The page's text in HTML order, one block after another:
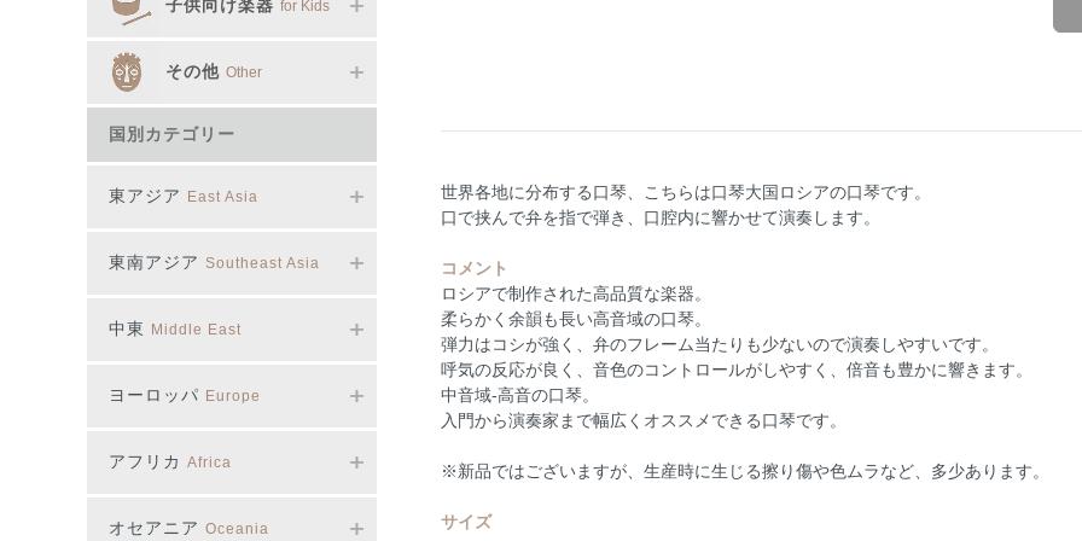
子供向け楽器for Kids
その他Other
国別カテゴリー
東アジア East Asia
東南アジア Southeast Asia
中東 Middle East
ヨーロッパ Europe
アフリカ Africa
オセアニア Oceania
世界各地に分布する口琴、こちらは口琴大国ロシアの口琴です。
口で挟んで弁を指で弾き、口腔内に響かせて演奏します。
コメント
ロシアで制作された高品質な楽器。
柔らかく余韻も長い高音域の口琴。
弾力はコシが強く、弁のフレーム当たりも少ないので演奏しやすいです。
呼気の反応が良く、音色のコントロールがしやすく、倍音も豊かに響きます。
中音域-高音の口琴。
入門から演奏家まで幅広くオススメできる口琴です。
※新品ではございますが、生産時に生じる擦り傷や色ムラなど、多少あります。
サイズ